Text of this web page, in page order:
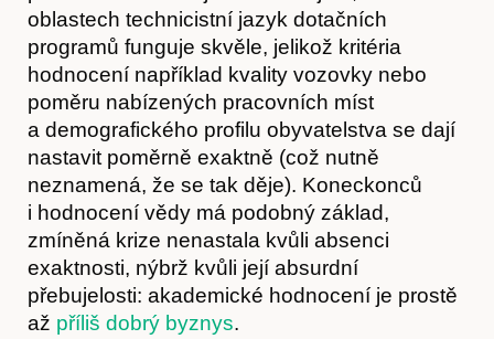
Časopis
oblastech technicistní jazyk dotačních
programů funguje skvěle, jelikož kritéria
hodnocení například kvality vozovky nebo
poměru nabízených pracovních míst
a demografického profilu obyvatelstva se dají
nastavit poměrně exaktně (což nutně
neznamená, že se tak děje). Koneckonců
i hodnocení vědy má podobný základ,
zmíněná krize nenastala kvůli absenci
exaktnosti, nýbrž kvůli její absurdní
přebujelosti: akademické hodnocení je prostě
až příliš dobrý byznys.